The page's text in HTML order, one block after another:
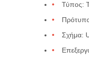
Τύπος:
Σχήμα: